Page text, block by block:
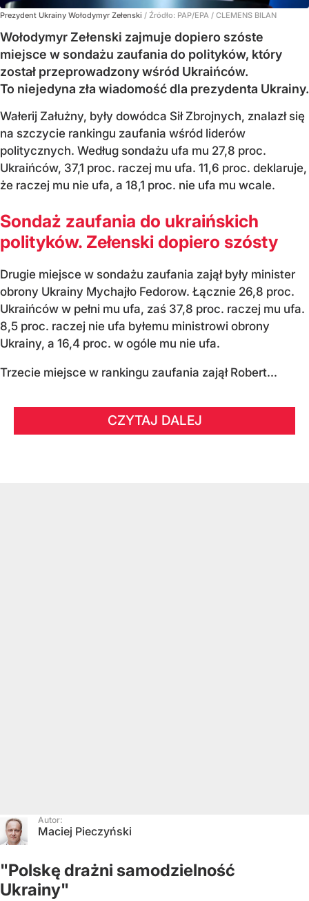
Prezydent Ukrainy Wołodymyr Zełenski / Źródło: PAP/EPA / CLEMENS BILAN
Wołodymyr Zełenski zajmuje dopiero szóste
miejsce w sondażu zaufania do polityków, który
został przeprowadzony wśród Ukraińców.
To niejedyna zła wiadomość dla prezydenta Ukrainy.
Wałerij Załużny, były dowódca Sił Zbrojnych, znalazł się
na szczycie rankingu zaufania wśród liderów
politycznych. Według sondażu ufa mu 27,8 proc.
Ukraińców, 37,1 proc. raczej mu ufa. 11,6 proc. deklaruje,
że raczej mu nie ufa, a 18,1 proc. nie ufa mu wcale.
Sondaż zaufania do ukraińskich
polityków. Zełenski dopiero szósty
Drugie miejsce w sondażu zaufania zajął były minister
obrony Ukrainy Mychajło Fedorow. Łącznie 26,8 proc.
Ukraińców w pełni mu ufa, zaś 37,8 proc. raczej mu ufa.
8,5 proc. raczej nie ufa byłemu ministrowi obrony
Ukrainy, a 16,4 proc. w ogóle mu nie ufa.
Trzecie miejsce w rankingu zaufania zajął Robert...
CZYTAJ DALEJ
Autor:
Maciej Pieczyński
"Polskę drażni samodzielność
Ukrainy"